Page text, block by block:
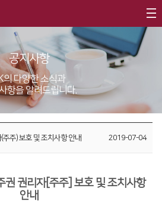
공지사항
의 다양한 소식과
항을 알려드립니다.
주) 보호 및 조치사항 안내 2019-07-04
권 권리자[주주] 보호 및 조치사항
안내